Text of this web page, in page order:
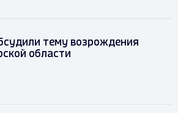
тему возрождения
области